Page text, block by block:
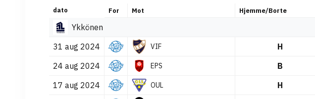
dato For Mot Hjemme/Borte
Ykkönen
31 aug 2024
VIF H
24 aug 2024
EPS B
17 aug 2024
OUL H